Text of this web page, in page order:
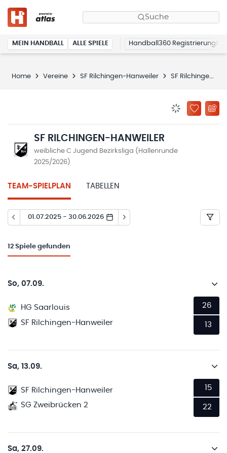
Suche
MEIN HANDBALL ALLE SPIELE Handball360 Registrierung
Home Vereine SF Rilchingen-Hanweiler SF Rilchingen-Hanweiler
ZU
SF RILCHINGEN-HANWEILER
weibliche C Jugend Bezirksliga (Hallenrunde
2025/2026)
TEAM-SPIELPLAN TABELLEN
01.07.2025 - 30.06.2026
12 Spiele gefunden
So, 07.09.
HG Saarlouis
SF Rilchingen-Hanweiler
26
13
Sa, 13.09.
SF Rilchingen-Hanweiler
SG Zweibrücken 2
15
22
Sa, 27.09.